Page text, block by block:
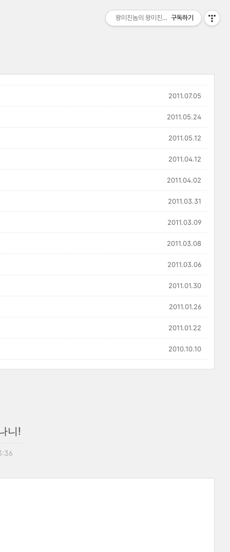
2011.07.05
2011.05.24
2011.05.12
2011.04.12
2011.04.02
2011.03.31
2011.03.09
2011.03.08
2011.03.06
2011.01.30
2011.01.26
2011.01.22
2010.10.10
니!
왕미친놈의 왕미친세상구독하기